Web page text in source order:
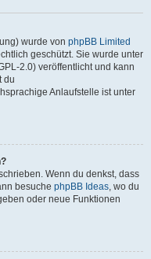
wurde von phpBB Limited
geschützt. Sie wurde unter
2.0) veröffentlicht und kann
du
Anlaufstelle ist unter
Wenn du denkst, dass
besuche phpBB Ideas, wo du
oder neue Funktionen